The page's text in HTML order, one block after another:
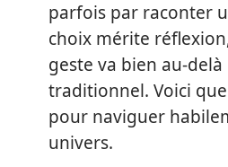
parfois par raconter
choix mérite
geste va bien au-
traditionnel. Voici
pour naviguer
univers.